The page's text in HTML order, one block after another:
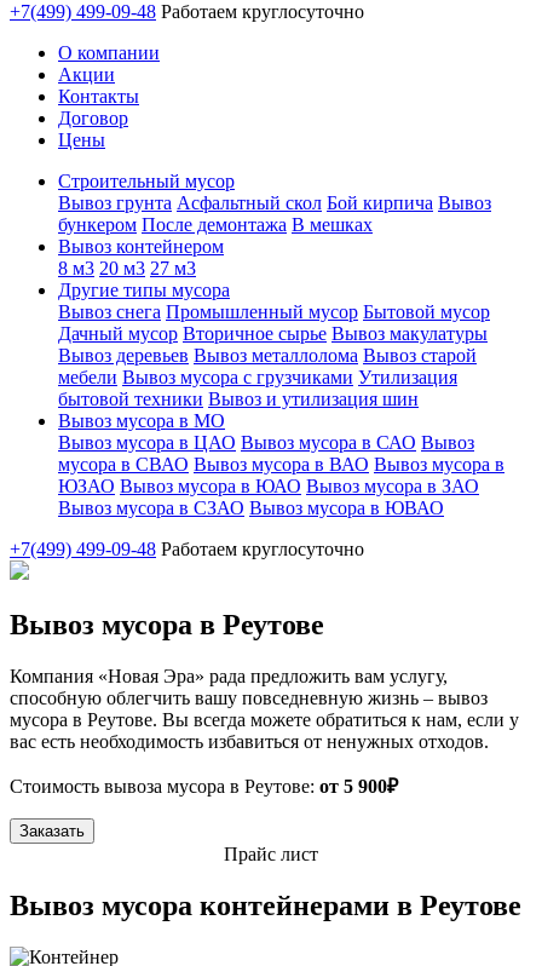
+7(499) 499-09-48 Работаем круглосуточно
О компании
Акции
Контакты
Договор
Цены
Строительный мусор
Вывоз грунта Асфальтный скол Бой кирпича Вывоз
бункером После демонтажа В мешках
Вывоз контейнером
8 м3 20 м3 27 м3
Другие типы мусора
Вывоз снега Промышленный мусор Бытовой мусор
Дачный мусор Вторичное сырье Вывоз макулатуры
Вывоз деревьев Вывоз металлолома Вывоз старой
мебели Вывоз мусора с грузчиками Утилизация
бытовой техники Вывоз и утилизация шин
Вывоз мусора в МО
Вывоз мусора в ЦАО Вывоз мусора в САО Вывоз
мусора в СВАО Вывоз мусора в ВАО Вывоз мусора в
ЮЗАО Вывоз мусора в ЮАО Вывоз мусора в ЗАО
Вывоз мусора в СЗАО Вывоз мусора в ЮВАО
+7(499) 499-09-48 Работаем круглосуточно
Вывоз мусора в Реутове
Компания «Новая Эра» рада предложить вам услугу,
способную облегчить вашу повседневную жизнь – вывоз
мусора в Реутове. Вы всегда можете обратиться к нам, если у
вас есть необходимость избавиться от ненужных отходов.
Стоимость вывоза мусора в Реутове: от 5 900₽
Заказать
Прайс лист
Вывоз мусора контейнерами в Реутове